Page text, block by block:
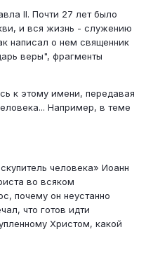
II. Почти 27 лет было
и вся жизнь - служению
написал о нем священник
веры", фрагменты
к этому имени, передавая
Например, в теме
человека» Иоанн
во всяком
почему он неустанно
что готов идти
Христом, какой